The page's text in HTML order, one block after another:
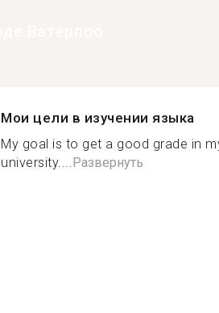
Мои цели в изучении языка
My goal is to get a good grade in
university.... Развернуть